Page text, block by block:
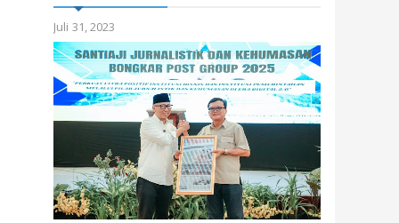
Juli 31, 2023